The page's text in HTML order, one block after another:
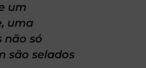
um
uma
não só
são selados